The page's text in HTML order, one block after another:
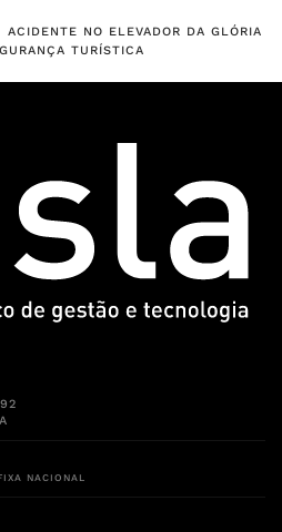
ACIDENTE NO ELEVADOR DA GLÓRIA
TURÍSTICA
NACIONAL